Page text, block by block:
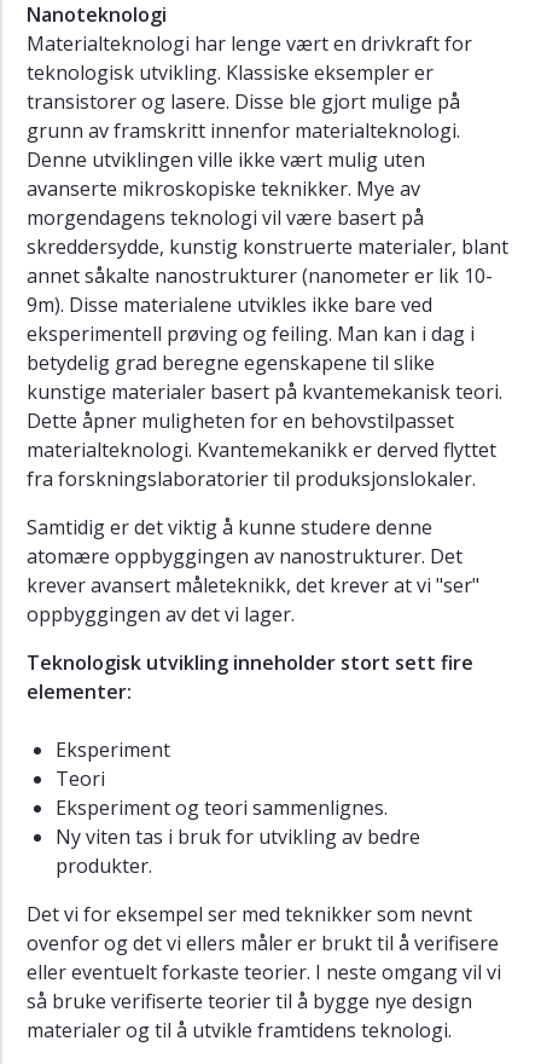
Nanoteknologi
Materialteknologi har lenge vært en drivkraft for
teknologisk utvikling. Klassiske eksempler er
transistorer og lasere. Disse ble gjort mulige på
grunn av framskritt innenfor materialteknologi.
Denne utviklingen ville ikke vært mulig uten
avanserte mikroskopiske teknikker. Mye av
morgendagens teknologi vil være basert på
skreddersydde, kunstig konstruerte materialer, blant
annet såkalte nanostrukturer (nanometer er lik 10-
9m). Disse materialene utvikles ikke bare ved
eksperimentell prøving og feiling. Man kan i dag i
betydelig grad beregne egenskapene til slike
kunstige materialer basert på kvantemekanisk teori.
Dette åpner muligheten for en behovstilpasset
materialteknologi. Kvantemekanikk er derved flyttet
fra forskningslaboratorier til produksjonslokaler.
Samtidig er det viktig å kunne studere denne
atomære oppbyggingen av nanostrukturer. Det
krever avansert måleteknikk, det krever at vi "ser"
oppbyggingen av det vi lager.
Teknologisk utvikling inneholder stort sett fire
elementer:
Eksperiment
Teori
Eksperiment og teori sammenlignes.
Ny viten tas i bruk for utvikling av bedre
produkter.
Det vi for eksempel ser med teknikker som nevnt
ovenfor og det vi ellers måler er brukt til å verifisere
eller eventuelt forkaste teorier. I neste omgang vil vi
så bruke verifiserte teorier til å bygge nye design
materialer og til å utvikle framtidens teknologi.